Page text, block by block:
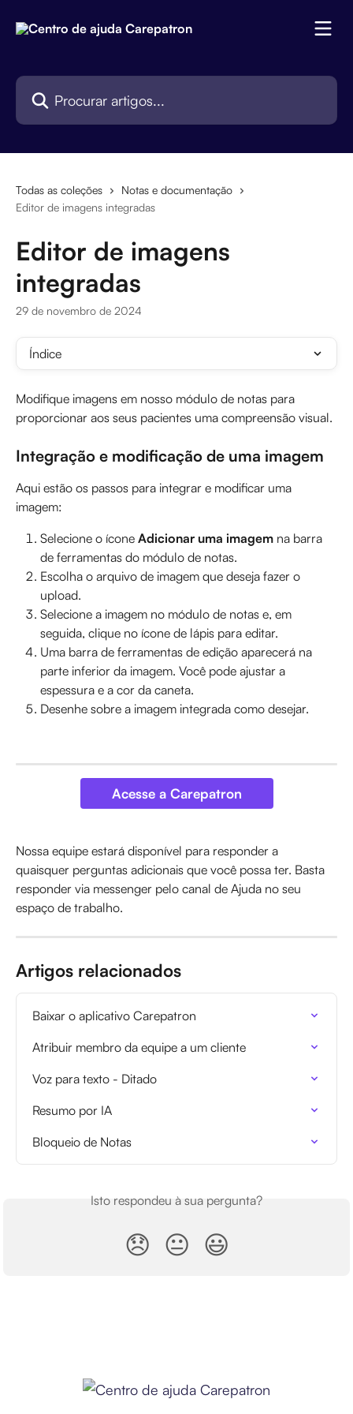
Procurar artigos...
Todas as coleções
Notas e documentação
Editor de imagens integradas
Editor de imagens
integradas
29 de novembro de 2024
Índice
Modifique imagens em nosso módulo de notas para
proporcionar aos seus pacientes uma compreensão visual.
Integração e modificação de uma imagem
Aqui estão os passos para integrar e modificar uma
imagem:
Selecione o ícone Adicionar uma imagem na barra
de ferramentas do módulo de notas.
Escolha o arquivo de imagem que deseja fazer o
upload.
Selecione a imagem no módulo de notas e, em
seguida, clique no ícone de lápis para editar.
Uma barra de ferramentas de edição aparecerá na
parte inferior da imagem. Você pode ajustar a
espessura e a cor da caneta.
Desenhe sobre a imagem integrada como desejar.
Acesse a Carepatron
Nossa equipe estará disponível para responder a
quaisquer perguntas adicionais que você possa ter. Basta
responder via messenger pelo canal de Ajuda no seu
espaço de trabalho.
Artigos relacionados
Baixar o aplicativo Carepatron
Atribuir membro da equipe a um cliente
Voz para texto - Ditado
Resumo por IA
Bloqueio de Notas
Isto respondeu à sua pergunta?
😞 😐 😃